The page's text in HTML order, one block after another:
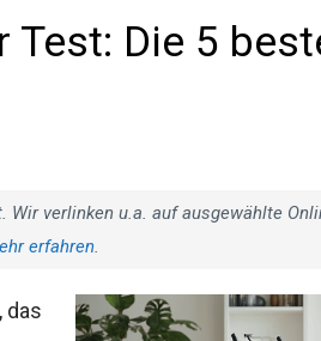
Test: Die 5
verlinken u.a. auf ausgewählte
erfahren.
das